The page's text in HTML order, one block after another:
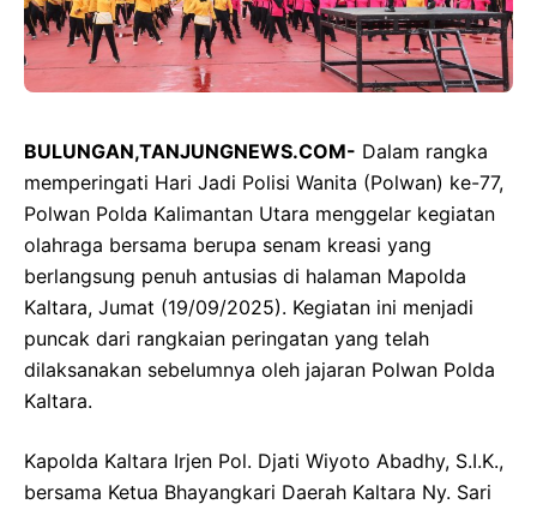
BULUNGAN,TANJUNGNEWS.COM- Dalam rangka
memperingati Hari Jadi Polisi Wanita (Polwan) ke-77,
Polwan Polda Kalimantan Utara menggelar kegiatan
olahraga bersama berupa senam kreasi yang
berlangsung penuh antusias di halaman Mapolda
Kaltara, Jumat (19/09/2025). Kegiatan ini menjadi
puncak dari rangkaian peringatan yang telah
dilaksanakan sebelumnya oleh jajaran Polwan Polda
Kaltara.
Kapolda Kaltara Irjen Pol. Djati Wiyoto Abadhy, S.I.K.,
bersama Ketua Bhayangkari Daerah Kaltara Ny. Sari